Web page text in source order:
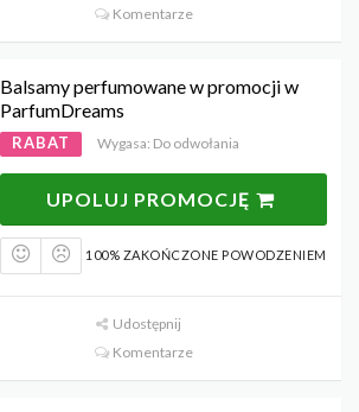
Komentarze
Balsamy perfumowane w promocji w
ParfumDreams
RABAT Wygasa: Do odwołania
UPOLUJ PROMOCJĘ
100% ZAKOŃCZONE POWODZENIEM
Udostępnij
Komentarze